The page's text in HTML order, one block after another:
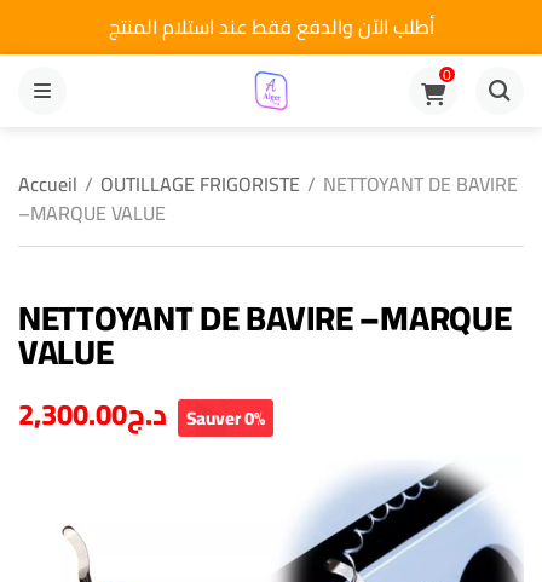
أطلب الآن والدفع فقط عند استلام المنتج
MENU
0
Accueil / OUTILLAGE FRIGORISTE / NETTOYANT DE BAVIRE
–MARQUE VALUE
NETTOYANT DE BAVIRE –MARQUE
VALUE
د.ج2,300.00 Sauver 0%